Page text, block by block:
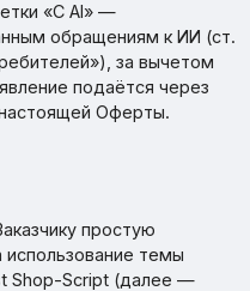
«С AI» —
обращениям к ИИ (ст.
за вычетом
подаётся через
Оферты.
простую
темы
Shop-Script (далее —